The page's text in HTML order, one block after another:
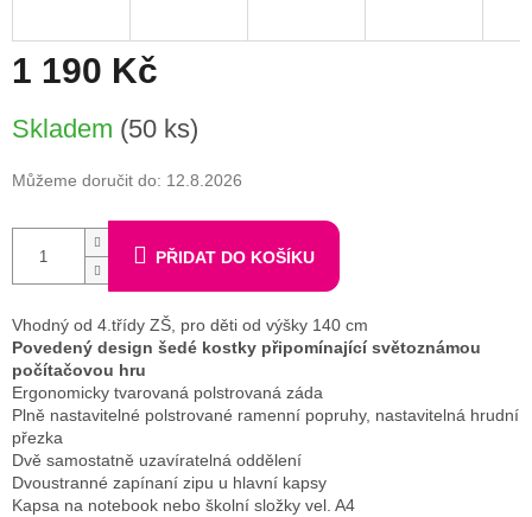
1 190 Kč
cena:
Skladem (50 ks)
Můžeme doručit do: 12.8.2026
PŘIDAT DO KOŠÍKU
Vhodný od 4.třídy ZŠ, pro děti od výšky 140 cm
Povedený design šedé kostky připomínající světoznámou
počítačovou hru
Ergonomicky tvarovaná polstrovaná záda
Plně nastavitelné polstrované ramenní popruhy, nastavitelná hrudní
přezka
Dvě samostatně uzavíratelná oddělení
Dvoustranné zapínaní zipu u hlavní kapsy
Kapsa na notebook nebo školní složky vel. A4